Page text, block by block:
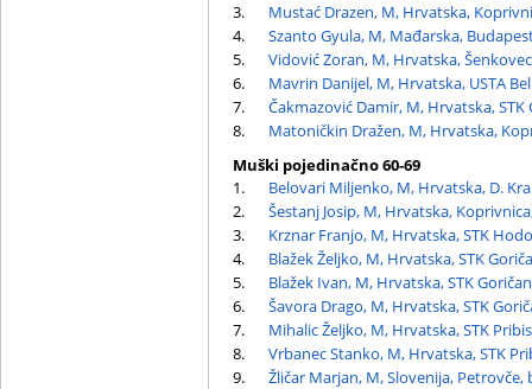
3.
Mustać Drazen, M, Hrvatska,
4.
Szanto Gyula, M, Mađarska,
5.
Vidović Zoran, M, Hrvatska,
6.
Mavrin Danijel, M, Hrvatska, USTA
7.
Čakmazović Damir, M, Hrvatska, STK
8.
Matoničkin Dražen, M, Hrvatska,
Muški pojedinačno 60-69
1.
Belovari Miljenko, M, Hrvatska, D.
2.
Šestanj Josip, M, Hrvatska,
3.
Krznar Franjo, M, Hrvatska, STK
4.
Blažek Željko, M, Hrvatska, STK
5.
Blažek Ivan, M, Hrvatska, STK Goričan
6.
Šavora Drago, M, Hrvatska, STK
7.
Mihalic Željko, M, Hrvatska, STK
8.
Vrbanec Stanko, M, Hrvatska, STK
9.
Žličar Marjan, M, Slovenija, Petrovče,